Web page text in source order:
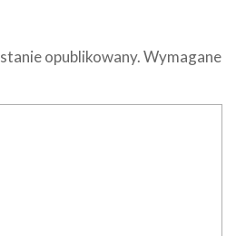
opublikowany.Wymagane